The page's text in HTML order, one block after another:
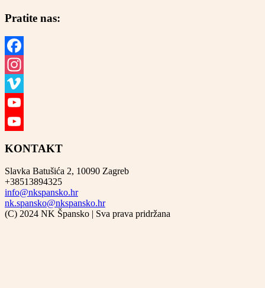
Pratite nas:
Facebook
Instagram
Vimeo
YouTube
KONTAKT
Slavka Batušića 2, 10090 Zagreb
+38513894325
info@nkspansko.hr
nk.spansko@nkspansko.hr
(C) 2024 NK Špansko | Sva prava pridržana